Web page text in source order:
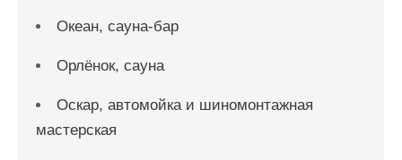
Океан, сауна-бар
Орлёнок, сауна
Оскар, автомойка и шиномонтажная
мастерская